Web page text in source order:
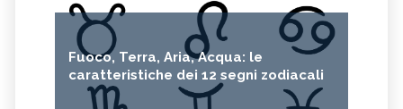
Fuoco, Terra, Aria, Acqua: le
caratteristiche dei 12 segni zodiacali